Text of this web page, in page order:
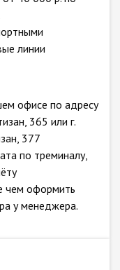
линии
офисе по адресу
365 или г.
377
по треминалу,
чем оформить
у менеджера.